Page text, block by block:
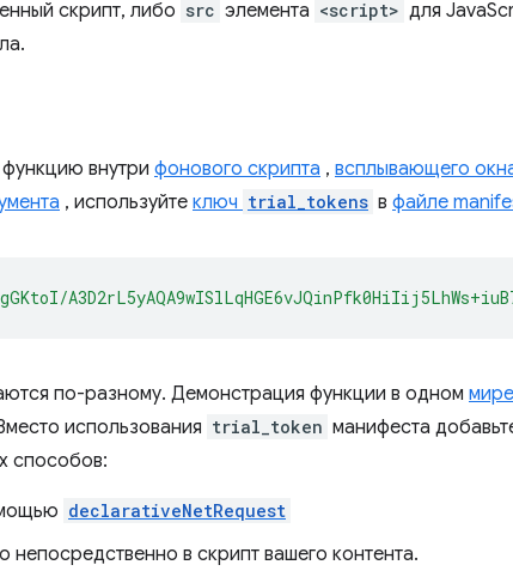
скрипт, либо src элемента <script> для
внутри фонового скрипта , всплывающего
, используйте ключ trial_tokens в файле
по-разному. Демонстрация функции в одном мире
использования trial_token манифеста
способов:
declarativeNetRequest
непосредственно в скрипт вашего контента.